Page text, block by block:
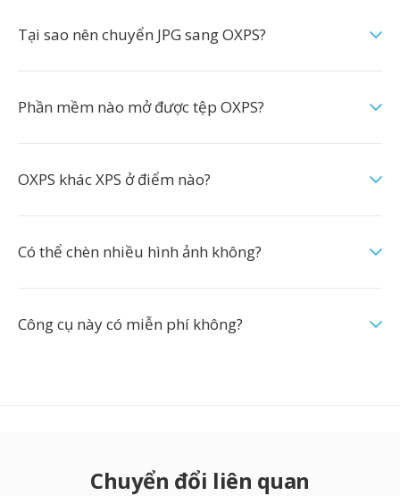
Tại sao nên chuyển JPG sang OXPS?
Phần mềm nào mở được tệp OXPS?
OXPS khác XPS ở điểm nào?
Có thể chèn nhiều hình ảnh không?
Công cụ này có miễn phí không?
Chuyển đổi liên quan